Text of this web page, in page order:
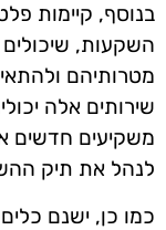
בנוסף, קיימות
השקעות,
מטרותיהם
שירותים אלה
משקיעים חדשים
לנהל את תיק
כמו כן, ישנם